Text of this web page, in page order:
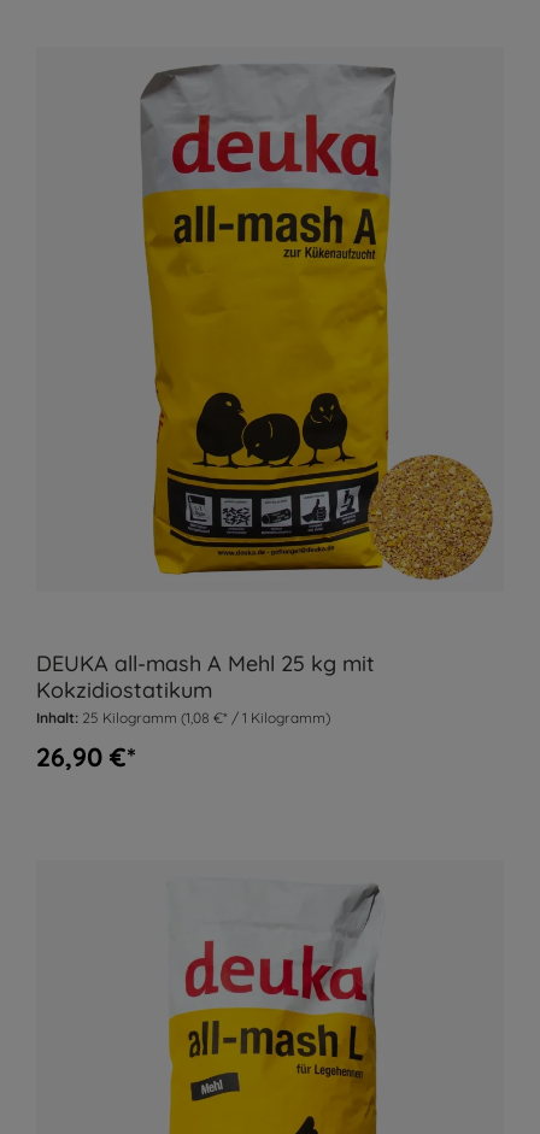
DEUKA all-mash A Mehl 25 kg mit
Kokzidiostatikum
Inhalt: 25 Kilogramm (1,08 €* / 1 Kilogramm)
26,90 €*